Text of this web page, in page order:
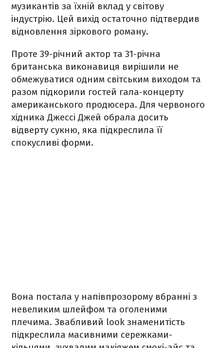
музикантів за їхній вклад у світову
індустрію. Цей вихід остаточно підтвердив
відновлення зіркового роману.
Проте 39-річний актор та 31-річна
британська виконавиця вирішили не
обмежуватися одним світським виходом та
разом підкорили гостей гала-концерту
американського продюсера. Для червоного
хідника Джессі Джей обрала досить
відверту сукню, яка підкреслила її
спокусливі форми.
Вона постала у напівпрозорому вбранні з
невеликим шлейфом та оголеними
плечима. Звабливий look знаменитість
підкреслила масивними сережками-